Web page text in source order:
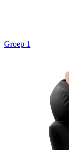
Groep 1